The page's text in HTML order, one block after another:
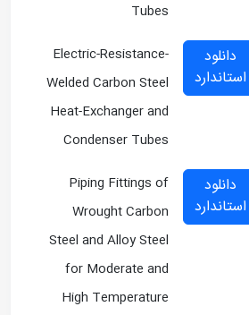
Tubes
دانلود
استاندارد
Electric-Resistance-
Welded Carbon Steel
Heat-Exchanger and
Condenser Tubes
دانلود
استاندارد
Piping Fittings of
Wrought Carbon
Steel and Alloy Steel
for Moderate and
High Temperature